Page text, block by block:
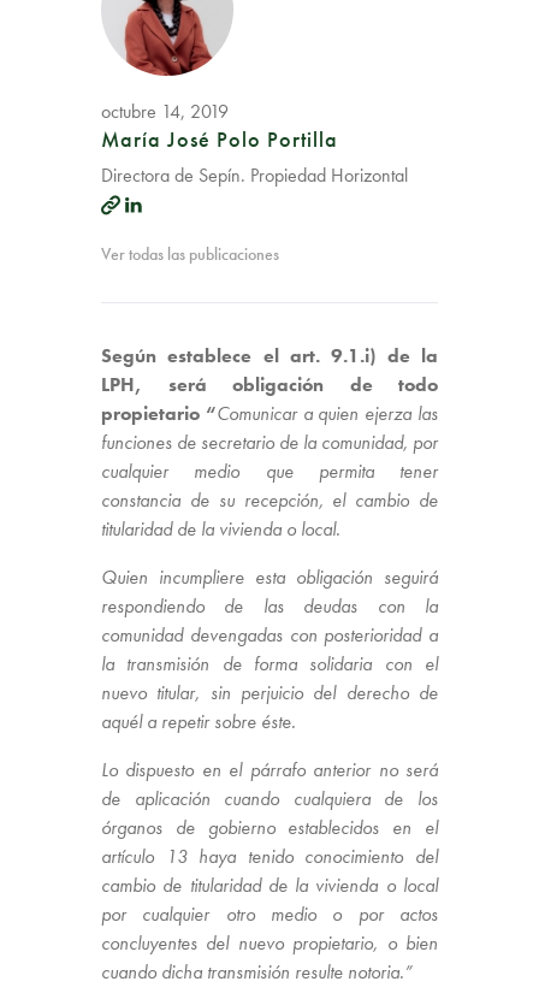
octubre 14, 2019
María José Polo Portilla
Directora de Sepín. Propiedad Horizontal
Ver todas las publicaciones
Según establece el art. 9.1.i) de la
LPH, será obligación de todo
propietario “Comunicar a quien ejerza las
funciones de secretario de la comunidad, por
cualquier medio que permita tener
constancia de su recepción, el cambio de
titularidad de la vivienda o local.
Quien incumpliere esta obligación seguirá
respondiendo de las deudas con la
comunidad devengadas con posterioridad a
la transmisión de forma solidaria con el
nuevo titular, sin perjuicio del derecho de
aquél a repetir sobre éste.
Lo dispuesto en el párrafo anterior no será
de aplicación cuando cualquiera de los
órganos de gobierno establecidos en el
artículo 13 haya tenido conocimiento del
cambio de titularidad de la vivienda o local
por cualquier otro medio o por actos
concluyentes del nuevo propietario, o bien
cuando dicha transmisión resulte notoria.”